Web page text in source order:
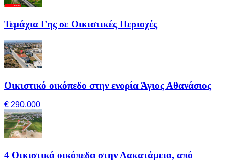
Τεμάχια Γης σε Οικιστικές Περιοχές
Οικιστικό οικόπεδο στην ενορία Άγιος Αθανάσιος
€ 290,000
4 Οικιστικά οικόπεδα στην Λακατάμεια, από